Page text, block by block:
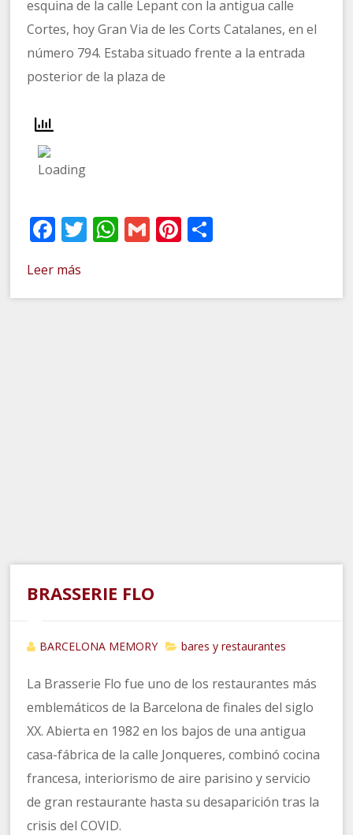
esquina de la calle Lepant con la antigua calle
Cortes, hoy Gran Via de les Corts Catalanes, en el
número 794. Estaba situado frente a la entrada
posterior de la plaza de
Facebook
Twitter
WhatsApp
GmailPinterest
Leer más
BRASSERIE FLO
BARCELONA MEMORY bares y restaurantes
La Brasserie Flo fue uno de los restaurantes más
emblemáticos de la Barcelona de finales del siglo
XX. Abierta en 1982 en los bajos de una antigua
casa-fábrica de la calle Jonqueres, combinó cocina
francesa, interiorismo de aire parisino y servicio
de gran restaurante hasta su desaparición tras la
crisis del COVID.